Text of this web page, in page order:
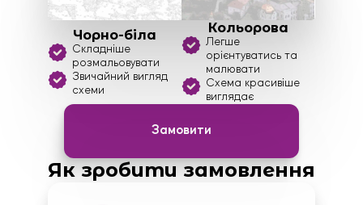
Чорно-біла
Складніше
розмальовувати
Звичайний вигляд
схеми
Кольорова
Легше
орієнтуватись та
малювати
Схема красивіше
виглядає
Замовити
Як зробити замовлення